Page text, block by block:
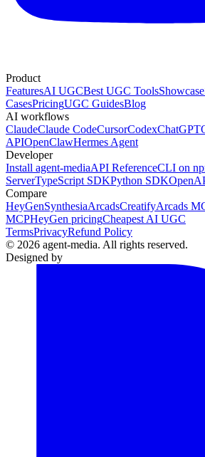
Product
FeaturesAI UGCBest UGC ToolsShowcase
CasesPricingUGC GuidesBlog
AI workflows
ClaudeClaude CodeCursorCodexChatGPT
APIOpenClawHermes Agent
Developer
Install agent-mediaAPI ReferenceCLI on
ServerTypeScript SDKPython SDK
Compare
HeyGenSynthesiaArcadsCreatifyArcads
MCPHeyGen pricingCheapest AI UGC
TermsPrivacyRefund Policy
© 2026 agent-media. All rights reserved.
Designed by